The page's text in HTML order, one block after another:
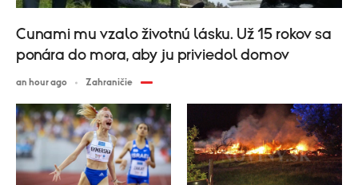
Cunami mu vzalo životnú lásku. Už 15 rokov sa
ponára do mora, aby ju priviedol domov
an hour ago Zahraničie